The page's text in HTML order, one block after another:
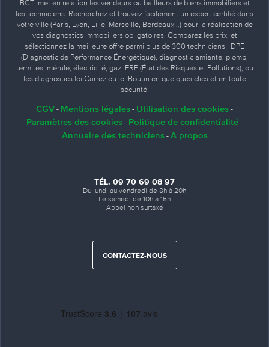
BCTI met en relation les vendeurs ou bailleurs de biens immobiliers et
les techniciens. Recherchez et trouvez facilement un expert certifié dans
votre ville (Paris, Lyon, Lille, Marseille, Bordeaux…) pour la réalisation de
vos diagnostics immobiliers obligatoires. Comparez les prix, et
sélectionnez la meilleure offre parmi plus de 300 techniciens : DPE
(Diagnostic de Performance Énergétique), diagnostic amiante, plomb,
termites, mérule, électricité, gaz, ERP (État des Risques et Pollutions), ou
les diagnostics loi Carrez ou loi Boutin en quelques clics et en toute
sécurité.
CGV - Mentions légales - Utilisation des cookies -
Paramètres des cookies - Politique de confidentialité -
Annuaire des techniciens- A propos
TÉL. 09 70 69 08 97
Du lundi au vendredi de 8h à 20h
Le samedi de 10h à 15h
Appel non surtaxé
CONTACTEZ-NOUS